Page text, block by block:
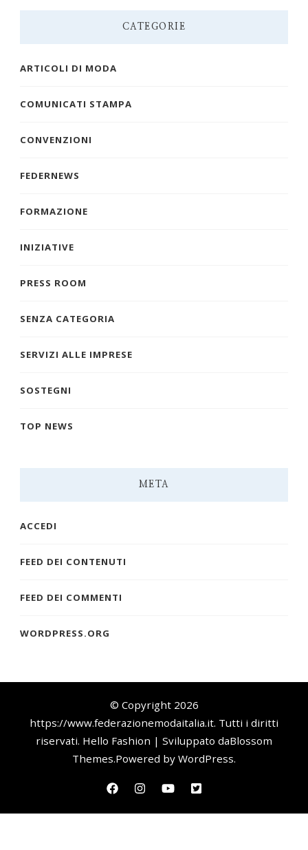
CATEGORIE
ARTICOLI DI MODA
COMUNICATI STAMPA
CONVENZIONI
FEDERNEWS
FORMAZIONE
INIZIATIVE
PRESS ROOM
SENZA CATEGORIA
SERVIZI ALLE IMPRESE
SOSTEGNI
TOP NEWS
META
ACCEDI
FEED DEI CONTENUTI
FEED DEI COMMENTI
WORDPRESS.ORG
© Copyright 2026
https://www.federazionemodaitalia.it. Tutti i diritti
riservati. Hello Fashion | Sviluppato daBlossom
Themes.Powered by WordPress.